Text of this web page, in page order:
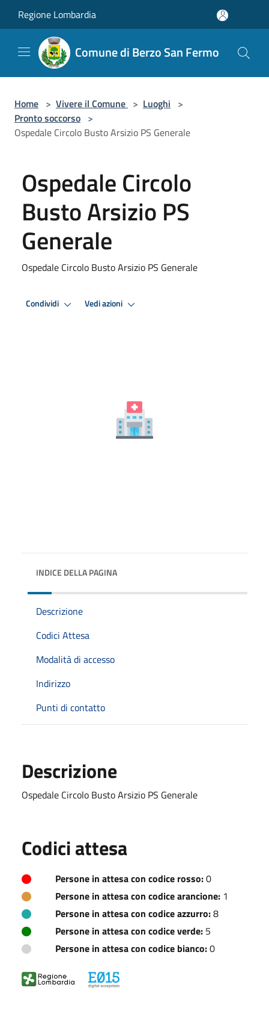
Regione Lombardia
Comune di Berzo San Fermo
Home > Vivere il Comune > Luoghi >
Pronto soccorso >
Ospedale Circolo Busto Arsizio PS Generale
Ospedale Circolo
Busto Arsizio PS
Generale
Ospedale Circolo Busto Arsizio PS Generale
Condividi Vedi azioni
INDICE DELLA PAGINA
Descrizione
Codici Attesa
Modalità di accesso
Indirizzo
Punti di contatto
Descrizione
Ospedale Circolo Busto Arsizio PS Generale
Codici attesa
Persone in attesa con codice rosso:0
Persone in attesa con codice arancione: 1
Persone in attesa con codice azzurro:8
Persone in attesa con codice verde: 5
Persone in attesa con codice bianco:0